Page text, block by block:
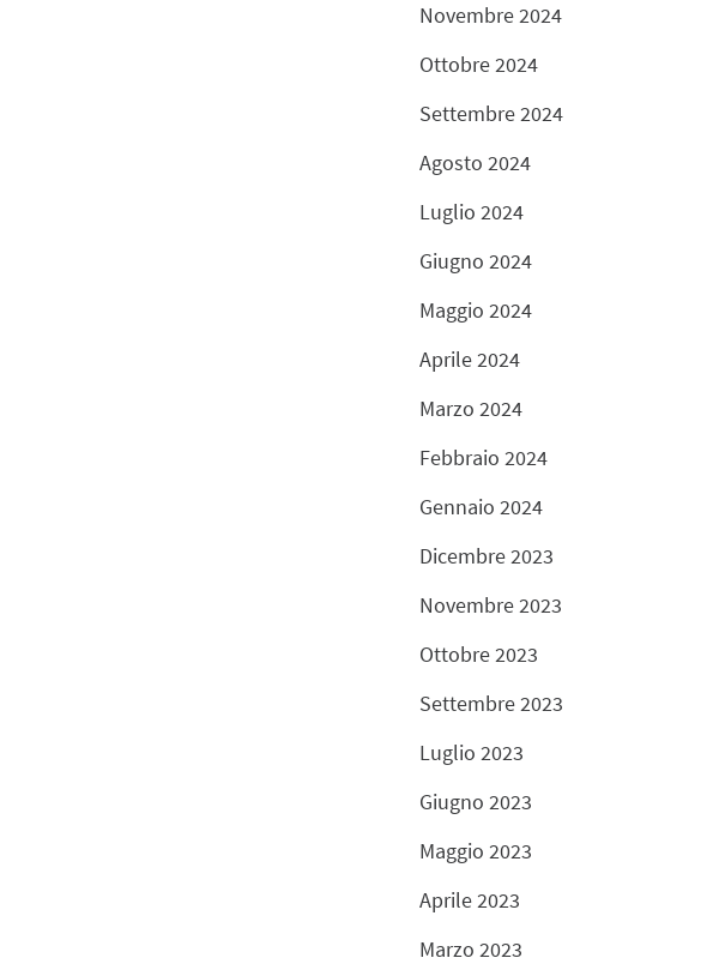
Novembre 2024
Ottobre 2024
Settembre 2024
Agosto 2024
Luglio 2024
Giugno 2024
Maggio 2024
Aprile 2024
Marzo 2024
Febbraio 2024
Gennaio 2024
Dicembre 2023
Novembre 2023
Ottobre 2023
Settembre 2023
Luglio 2023
Giugno 2023
Maggio 2023
Aprile 2023
Marzo 2023